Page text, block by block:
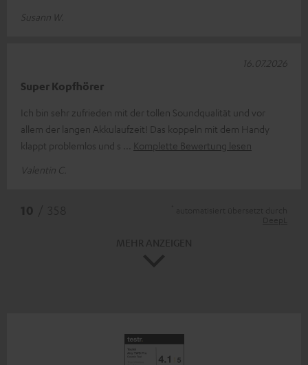
Susann W.
Super Kopfhörer
Ich bin sehr zufrieden mit der tollen Soundqualität und vor
allem der langen Akkulaufzeit! Das koppeln mit dem Handy
klappt problemlos und s
Komplette Bewertung lesen
Valentin C.
16.07.2026